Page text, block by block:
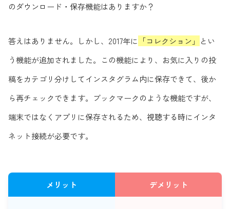
のダウンロード・保存機能はありますか？
答えはありません。しかし、2017年に 「コレクション」
とい
う機能が追加されました。この機能により、お気に入りの投
稿をカテゴリ分けしてインスタグラム内に保存できて、後か
ら再チェックできます。ブックマークのような機能ですが、
端末ではなくアプリに保存されるため、視聴する時にインタ
ネット接続が必要です。
メリット デメリット